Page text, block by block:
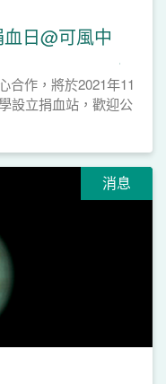
日@可風中
合作，將於2021年11
設立捐血站，歡迎公
消息